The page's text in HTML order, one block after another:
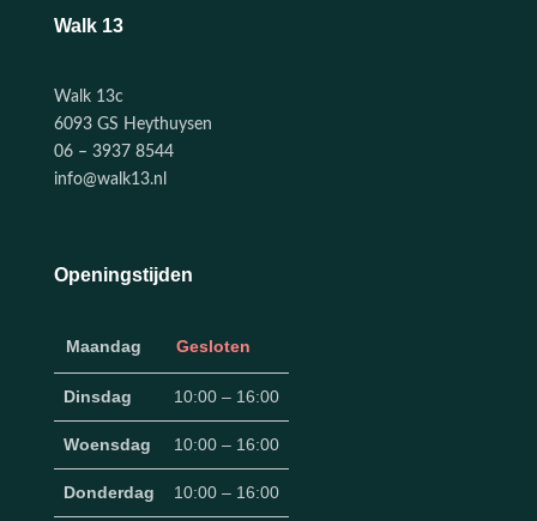
Walk 13
Walk 13c
6093 GS Heythuysen
06 – 3937 8544
info@walk13.nl
Openingstijden
Maandag Gesloten
Dinsdag 10:00 – 16:00
Woensdag 10:00 – 16:00
Donderdag 10:00 – 16:00